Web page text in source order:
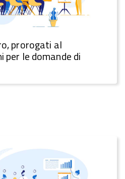
prorogati al
le domande di